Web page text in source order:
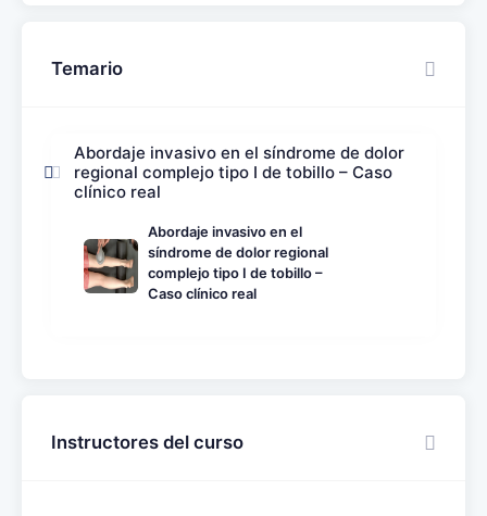
Temario
Abordaje invasivo en el síndrome de dolor
regional complejo tipo I de tobillo – Caso
clínico real
Abordaje invasivo en el
síndrome de dolor regional
complejo tipo I de tobillo –
Caso clínico real
Instructores del curso